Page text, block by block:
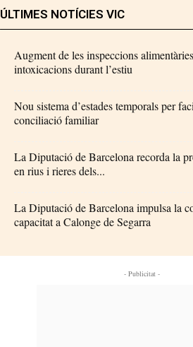
ÚLTIMES NOTÍCIES VIC
Augment de les inspeccions
intoxicacions durant l’estiu
Nou sistema d’estades temporals per
conciliació familiar
La Diputació de Barcelona recorda la
en rius i rieres dels...
La Diputació de Barcelona impulsa la
capacitat a Calonge de Segarra
- Publicitat -